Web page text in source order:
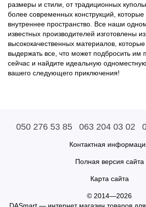
размеры и стили, от традиционных
более современных конструкций,
внутреннее пространство. Все наши
известных производителей изготовлены из
высококачественных материалов,
выдержать все, что может подбросить им
сейчас и найдите идеальную
вашего следующего приключения!
050 276 53 85 063 204 03 02
Контактная
Полная версия сайта
Карта сайта
© 2014—2026